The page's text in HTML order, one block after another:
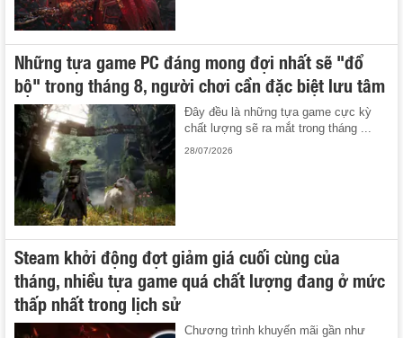
Những tựa game PC đáng mong đợi nhất sẽ "đổ
bộ" trong tháng 8, người chơi cần đặc biệt lưu tâm
Đây đều là những tựa game cực kỳ
chất lượng sẽ ra mắt trong tháng ...
28/07/2026
Steam khởi động đợt giảm giá cuối cùng của
tháng, nhiều tựa game quá chất lượng đang ở mức
thấp nhất trong lịch sử
Chương trình khuyến mãi gần như